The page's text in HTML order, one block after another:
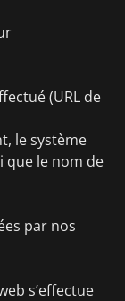
(URL de
le système
le nom de
par nos
s’effectue